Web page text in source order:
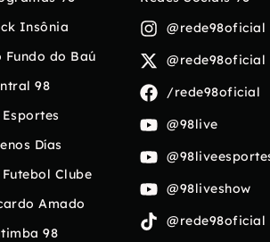
Insônia
Fundo do Baú
98
Días
Futebol Clube
Amado
98
@rede98oficial
@rede98oficial
/rede98oficial
@98live
@98liveshow
@rede98oficial